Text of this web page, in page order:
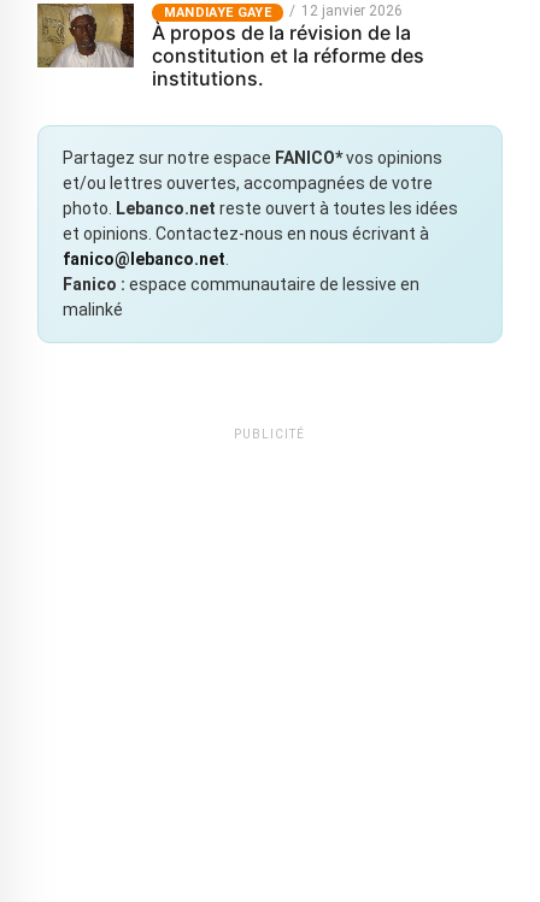
MANDIAYE GAYE 12 janvier 2026
À propos de la révision de la
constitution et la réforme des
institutions.
Partagez sur notre espace FANICO*vos opinions
et/ou lettres ouvertes, accompagnées de votre
photo.
Lebanco.net reste ouvert à toutes les idées
et opinions. Contactez-nous en nous écrivant à
fanico@lebanco.net
Fanico : espace communautaire de lessive en
malinké
PUBLICITÉ